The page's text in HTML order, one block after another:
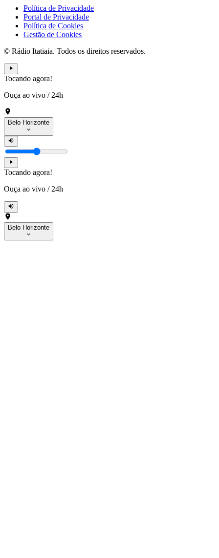
Política de Privacidade
Portal de Privacidade
Política de Cookies
Gestão de Cookies
© Rádio Itatiaia. Todos os direitos reservados.
Tocando agora!
Ouça ao vivo / 24h
Belo Horizonte
Tocando agora!
Ouça ao vivo / 24h
Belo Horizonte